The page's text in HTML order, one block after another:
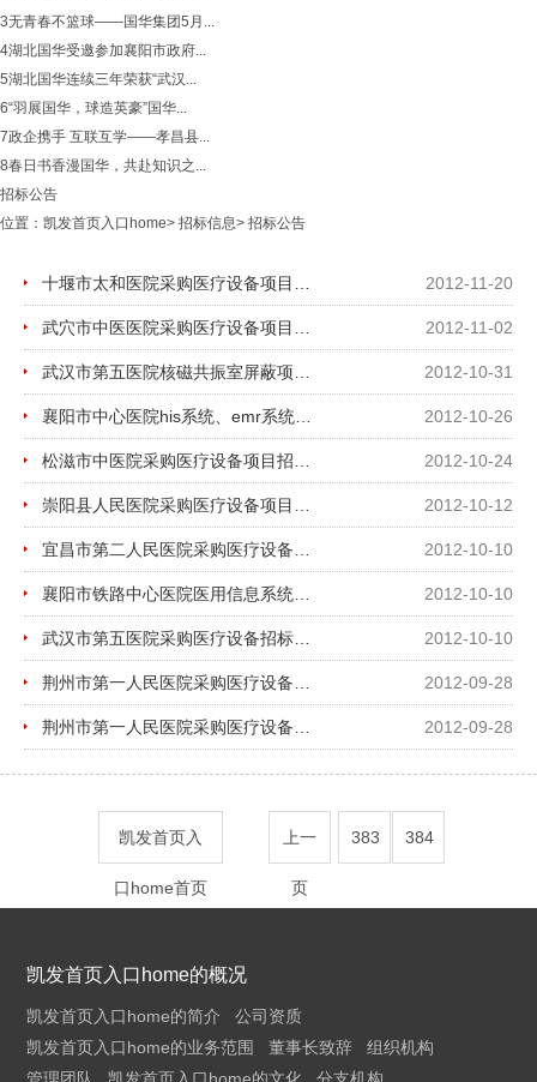
3无青春不篮球——国华集团5月...
4湖北国华受邀参加襄阳市政府...
5湖北国华连续三年荣获“武汉...
6“羽展国华，球造英豪”国华...
7政企携手 互联互学——孝昌县...
8春日书香漫国华，共赴知识之...
招标公告
位置： 凯发首页入口home> 招标信息> 招标公告
2012-11-20
2012-11-02
2012-10-31
2012-10-26
2012-10-24
2012-10-12
2012-10-10
2012-10-10
2012-10-10
2012-09-28
2012-09-28
凯发首页入
口home首页
上一
页
383 384
凯发首页入口home的概况
凯发首页入口home的简介
公司资质
凯发首页入口home的业务范围
董事长致辞
组织机构